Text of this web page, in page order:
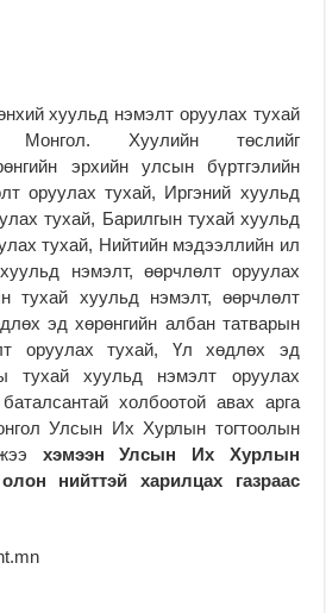
хуульд нэмэлт оруулах тухай
Монгол. Хуулийн төслийг
эрхийн улсын бүртгэлийн
оруулах тухай, Иргэний хуульд
тухай, Барилгын тухай хуульд
тухай, Нийтийн мэдээллийн ил
нэмэлт, өөрчлөлт оруулах
тухай хуульд нэмэлт, өөрчлөлт
эд хөрөнгийн албан татварын
оруулах тухай, Үл хөдлөх эд
тухай хуульд нэмэлт оруулах
холбоотой авах арга
Улсын Их Хурлын тогтоолын
хэмээн Улсын Их Хурлын
нийттэй харилцах газраас